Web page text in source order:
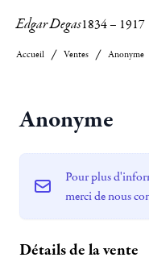
Edgar Degas1834– 1917
Accueil Ventes Anonyme
Anonyme
Pour plus
merci de nous
Détails de la vente